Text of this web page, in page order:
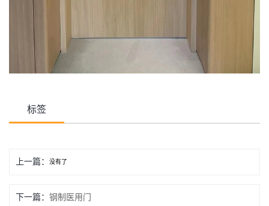
标签
上一篇： 没有了
下一篇： 钢制医用门